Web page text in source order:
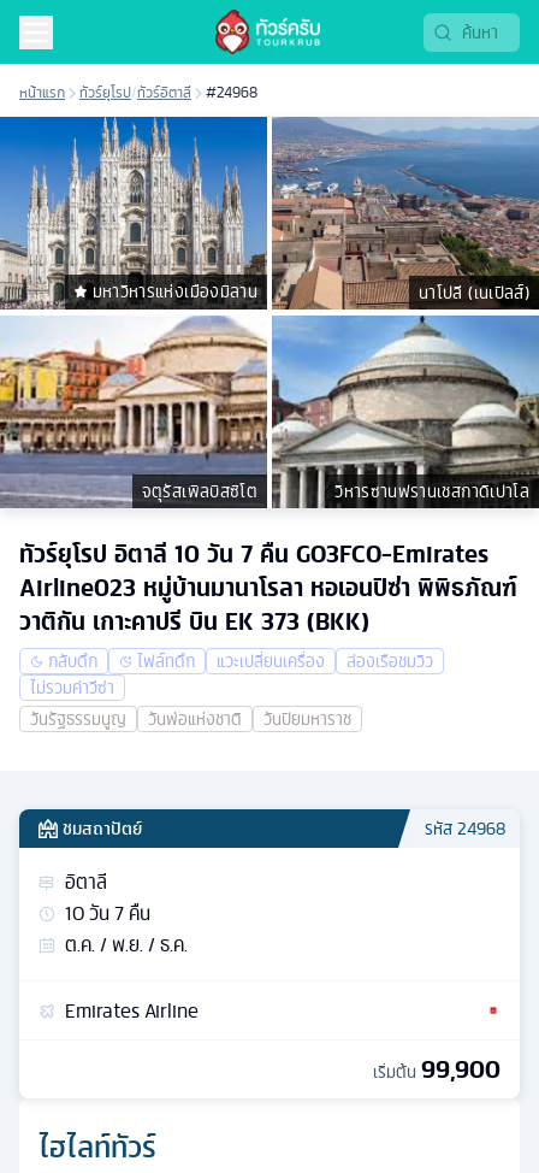
หน้าแรก ทัวร์ยุโรป/ทัวร์อิตาลี #24968
มหาวิหารแห่งเมืองมิลาน นาโปลี (เนเปิลส์)
จตุรัสเพิลบิสซิโต วิหารซานฟรานเชสกาดิเปาโล
ทัวร์ยุโรป อิตาลี 10 วัน 7 คืน GO3FCO-Emirates
Airline023 หมู่บ้านมานาโรลา หอเอนปิซ่า พิพิธภัณฑ์
วาติกัน เกาะคาปรี บิน EK 373 (BKK)
กลับดึก ไฟล์ทดึก แวะเปลี่ยนเครื่อง
ล่องเรือชมวิว
ไม่รวมค่าวีซ่า
วันรัฐธรรมนูญ
วันพ่อแห่งชาติ วันปิยมหาราช
ไฮไลท์ทัวร์
ชมสถาปัตย์ รหัส24968
อิตาลี
10วัน7คืน
ต.ค. / พ.ย. / ธ.ค.
Emirates Airline
เริ่มต้น 99,900